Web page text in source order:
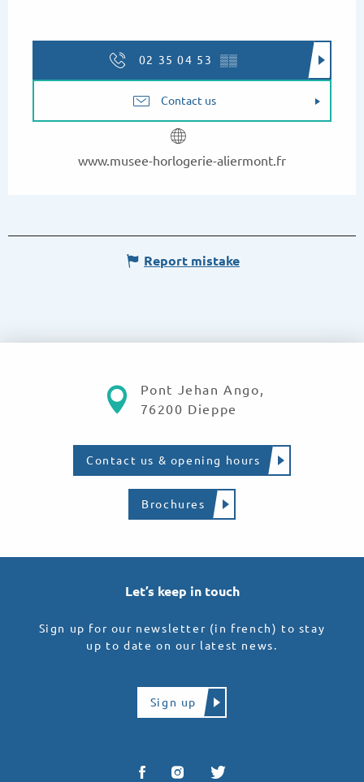
02 35 04 53 ▒▒
Contact us
www.musee-horlogerie-aliermont.fr
Report mistake
Pont Jehan Ango,
76200 Dieppe
Contact us & opening hours
Brochures
Let’s keep in touch
Sign up for our newsletter (in french) to stay
up to date on our latest news.
Sign up